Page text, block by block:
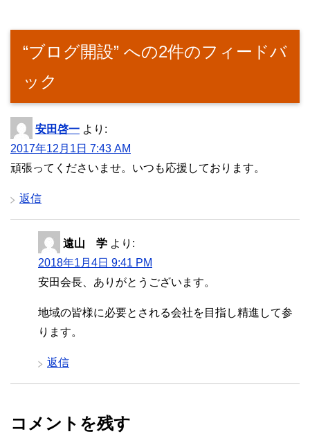
“ブログ開設” への2件のフィードバ
ック
安田啓一 より:
2017年12月1日 7:43 AM
頑張ってくださいませ。いつも応援しております。
返信
遠山 学 より:
2018年1月4日 9:41 PM
安田会長、ありがとうございます。
地域の皆様に必要とされる会社を目指し精進して参
ります。
返信
コメントを残す